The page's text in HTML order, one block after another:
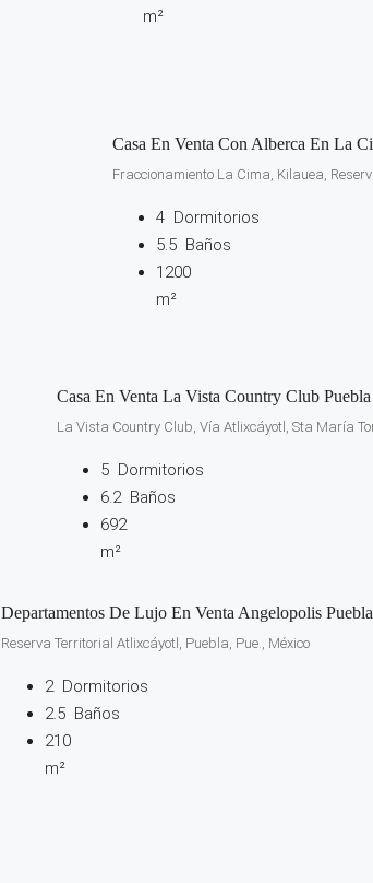
m²
Casa En Venta Con Alberca En La
Fraccionamiento La Cima, Kilauea,
4 Dormitorios
5.5 Baños
1200
m²
Casa En Venta La Vista Country Club
La Vista Country Club, Vía Atlixcáyotl, Sta María
5 Dormitorios
6.2 Baños
692
m²
Departamentos De Lujo En Venta Angelopolis
Reserva Territorial Atlixcáyotl, Puebla, Pue., México
2 Dormitorios
2.5 Baños
210
m²